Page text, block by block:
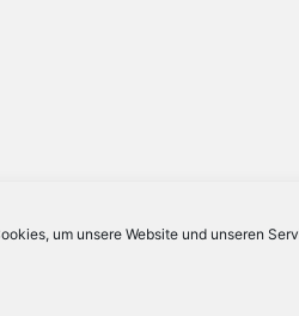
um unsere Website und unseren